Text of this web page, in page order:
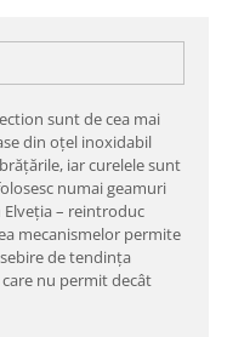
sunt de cea mai
din oţel inoxidabil
iar curelele sunt
numai geamuri
– reintroduc
mecanismelor permite
de tendinţa
nu permit decât